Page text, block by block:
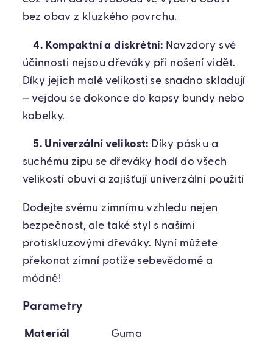
bez obav z kluzkého povrchu.
4. Kompaktní a diskrétní: Navzdory své
účinnosti nejsou dřeváky při nošení vidět.
Díky jejich malé velikosti se snadno skladují
– vejdou se dokonce do kapsy bundy nebo
kabelky.
5. Univerzální velikost: Díky pásku a
suchému zipu se dřeváky hodí do všech
velikostí obuvi a zajišťují univerzální použití
Dodejte svému zimnímu vzhledu nejen
bezpečnost, ale také styl s našimi
protiskluzovými dřeváky. Nyní můžete
překonat zimní potíže sebevědomě a
módně!
Parametry
Materiál Guma